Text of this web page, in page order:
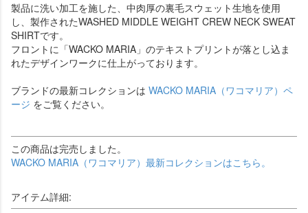
製品に洗い加工を施した、中肉厚の裏毛スウェット生地を使用
し、製作されたWASHED MIDDLE WEIGHT CREW NECK SWEAT
SHIRTです。
フロントに「WACKO MARIA」のテキストプリントが落とし込ま
れたデザインワークに仕上がっております。
ブランドの最新コレクションは WACKO MARIA（ワコマリア）ペ
ージ をご覧ください。
この商品は完売しました。
WACKO MARIA（ワコマリア）最新コレクションはこちら。
アイテム詳細: